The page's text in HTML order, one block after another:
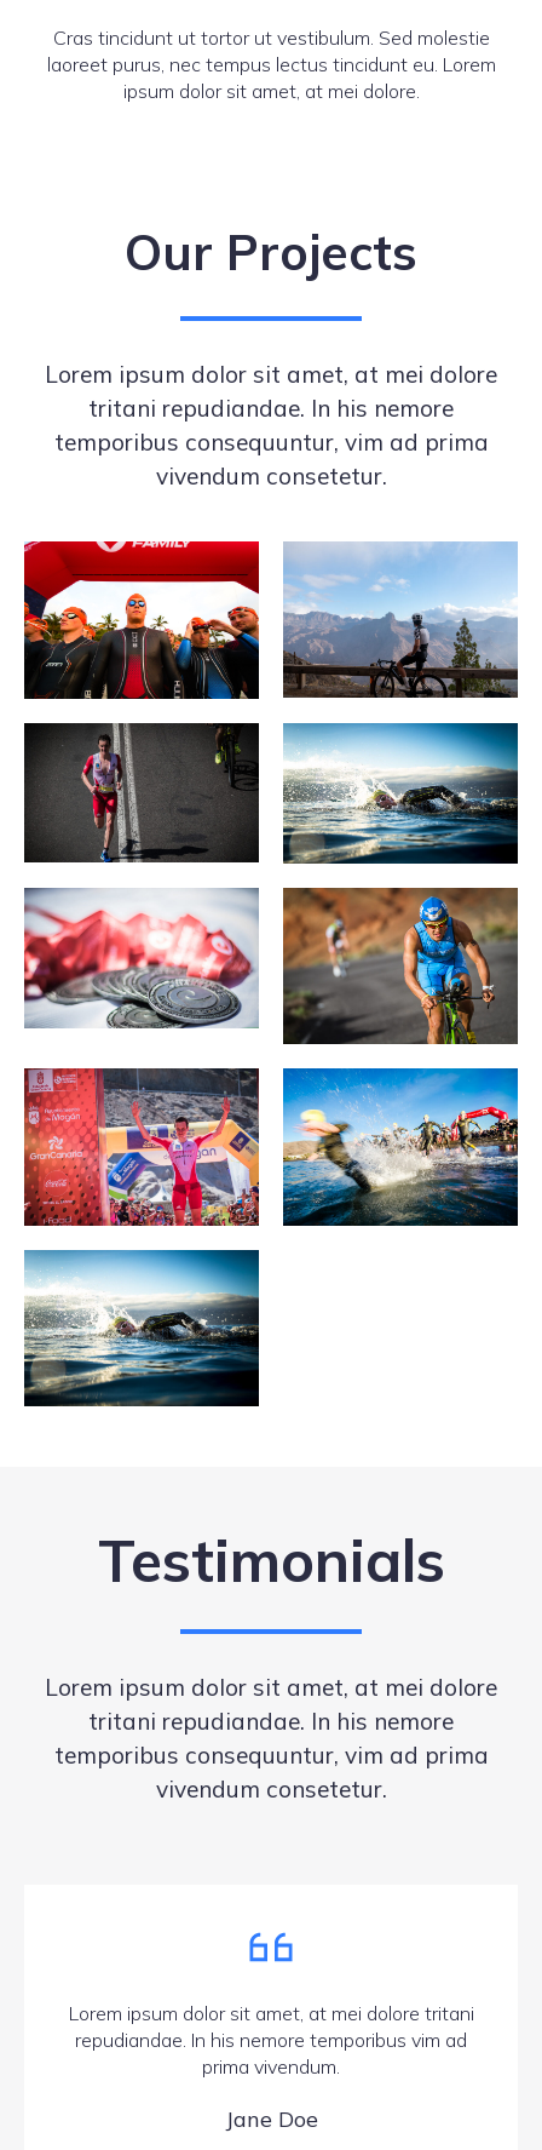
Cras tincidunt ut tortor ut vestibulum. Sed molestie
laoreet purus, nec tempus lectus tincidunt eu. Lorem
ipsum dolor sit amet, at mei dolore.
Our Projects
Lorem ipsum dolor sit amet, at mei dolore
tritani repudiandae. In his nemore
temporibus consequuntur, vim ad prima
vivendum consetetur.
Testimonials
Lorem ipsum dolor sit amet, at mei dolore
tritani repudiandae. In his nemore
temporibus consequuntur, vim ad prima
vivendum consetetur.
Lorem ipsum dolor sit amet, at mei dolore tritani
repudiandae. In his nemore temporibus vim ad
prima vivendum.
Jane Doe